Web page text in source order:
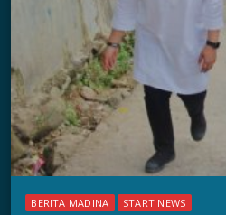
BERITA MADINA START NEWS